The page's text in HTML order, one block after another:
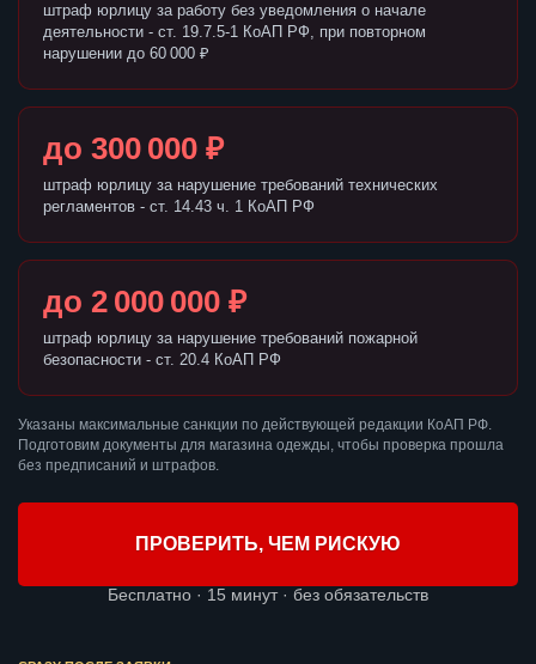
штраф юрлицу за работу без уведомления о начале
деятельности - ст. 19.7.5-1 КоАП РФ, при повторном
нарушении до 60 000 ₽
до 300 000 ₽
штраф юрлицу за нарушение требований технических
регламентов - ст. 14.43 ч. 1 КоАП РФ
до 2 000 000 ₽
штраф юрлицу за нарушение требований пожарной
безопасности - ст. 20.4 КоАП РФ
Указаны максимальные санкции по действующей редакции КоАП РФ.
Подготовим документы для магазина одежды, чтобы проверка прошла
без предписаний и штрафов.
ПРОВЕРИТЬ, ЧЕМ РИСКУЮ
Бесплатно · 15 минут · без обязательств